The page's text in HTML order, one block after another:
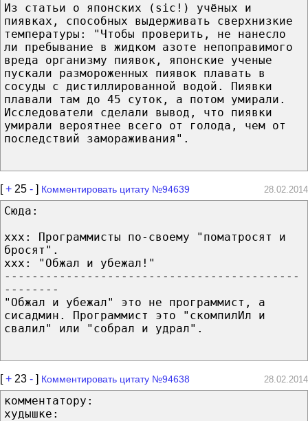
Из статьи о японских (sic!) учёных и
пиявках, способных выдерживать сверхнизкие
температуры: "Чтобы проверить, не нанесло
ли пребывание в жидком азоте непоправимого
вреда организму пиявок, японские ученые
пускали размороженных пиявок плавать в
сосуды с дистиллированной водой. Пиявки
плавали там до 45 суток, а потом умирали.
Исследователи сделали вывод, что пиявки
умирали вероятнее всего от голода, чем от
последствий замораживания".
[+ 25 - ] Комментировать цитату №94639 28.02.2014
Сюда:
xxx: Программисты по-своему "поматросят и
бросят".
xxx: "Обжал и убежал!"
-------------------------------------------
--------
"Обжал и убежал" это не программист, а
сисадмин. Программист это "скомпилИл и
свалил" или "собрал и удрал".
[+ 23 - ] Комментировать цитату №94638 28.02.2014
комментатору:
худышке: